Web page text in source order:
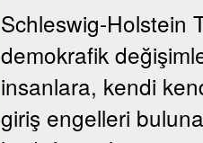
Schleswig-Holstein
demokrafik
insanlara, kendi
giriş engelleri